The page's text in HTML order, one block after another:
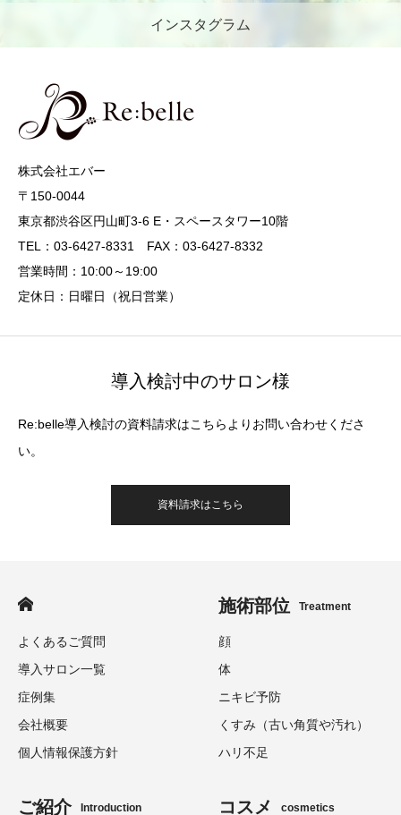
インスタグラム
株式会社エバー
〒150-0044
東京都渋谷区円山町3-6 E・スペースタワー10階
TEL：03-6427-8331 FAX：03-6427-8332
営業時間：10:00～19:00
定休日：日曜日（祝日営業）
導入検討中のサロン様
Re:belle導入検討の資料請求はこちらよりお問い合わせくださ
い。
資料請求はこちら
よくあるご質問
導入サロン一覧
症例集
会社概要
個人情報保護方針
施術部位 Treatment
顔
体
ニキビ予防
くすみ（古い角質や汚れ）
ハリ不足
ご紹介 Introduction コスメ cosmetics